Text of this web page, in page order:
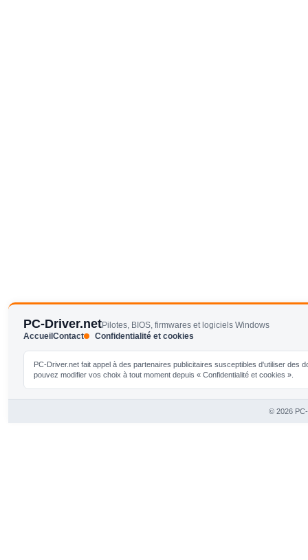
PC-Driver.netPilotes, BIOS, firmwares et logiciels Windows
AccueilContact Confidentialité et cookies
PC-Driver.net fait appel à des partenaires publicitaires susceptibles d'utiliser
pouvez modifier vos choix à tout moment depuis « Confidentialité et cookies ».
© 2026